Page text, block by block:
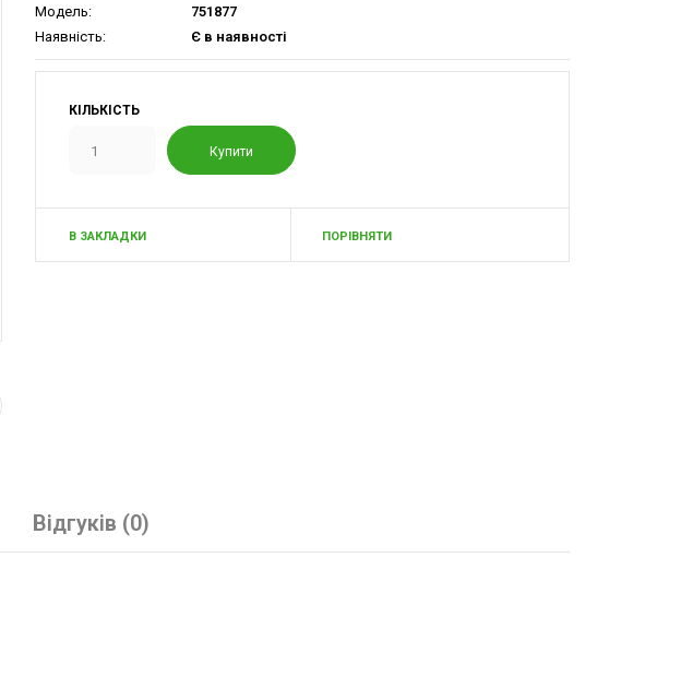
Модель:
751877
Наявність:
Є в наявності
КІЛЬКІСТЬ
В ЗАКЛАДКИ ПОРІВНЯТИ
Відгуків (0)